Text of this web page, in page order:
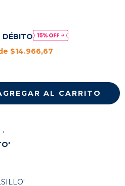
DÉBITO
$14.966,67
'